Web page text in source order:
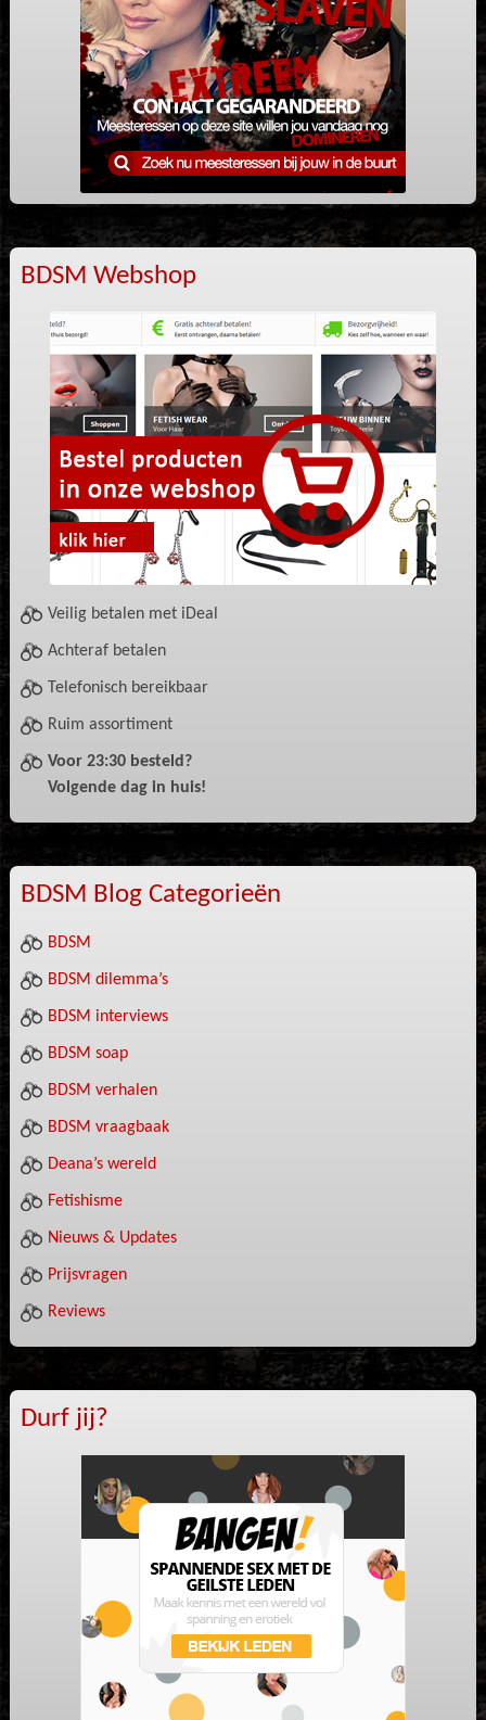
BDSM Webshop
Veilig betalen met iDeal
Achteraf betalen
Telefonisch bereikbaar
Ruim assortiment
Voor 23:30 besteld?
Volgende dag in huis!
BDSM Blog Categorieën
BDSM
BDSM dilemma’s
BDSM interviews
BDSM soap
BDSM verhalen
BDSM vraagbaak
Deana’s wereld
Fetishisme
Nieuws & Updates
Prijsvragen
Reviews
Durf jij?